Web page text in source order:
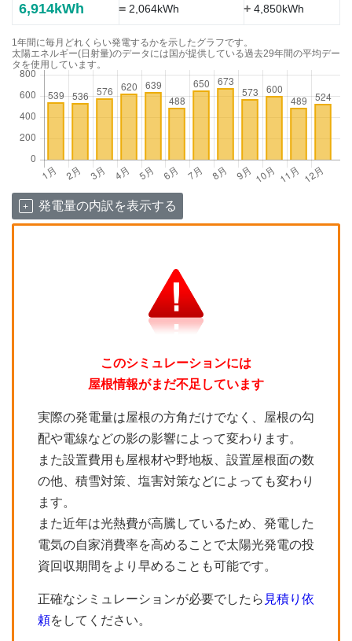
6,914kWh =2,064kWh +4,850kWh
1年間に毎月どれくらい発電するかを示したグラフです。
太陽エネルギー(日射量)のデータには国が提供している過去29年間の平均デー
タを使用しています。
発電量の内訳を表示する
このシミュレーションには
屋根情報がまだ不足しています
実際の発電量は屋根の方角だけでなく、屋根の勾
配や電線などの影の影響によって変わります。
また設置費用も屋根材や野地板、設置屋根面の数
の他、積雪対策、塩害対策などによっても変わり
ます。
また近年は光熱費が高騰しているため、発電した
電気の自家消費率を高めることで太陽光発電の投
資回収期間をより早めることも可能です。
正確なシミュレーションが必要でしたら 見積り依
頼をしてください。